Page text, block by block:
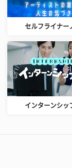
セルフライナー
インターンシッ